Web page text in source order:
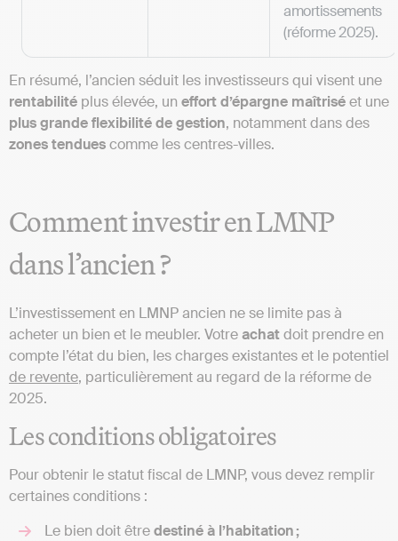
amortissements
(réforme 2025).
En résumé, l’ancien séduit les investisseurs qui visent une
rentabilité plus élevée, un effort d’épargne maîtriséet une
plus grande flexibilité de gestion, notamment dans des
zones tenduescomme les centres-villes.
Comment investir en LMNP
dans l’ancien ?
L’investissement en LMNP ancien ne se limite pas à
acheter un bien et le meubler. Votreachatdoit prendre en
compte l’état du bien, les charges existantes et le potentiel
de revente, particulièrement au regard de la réforme de
2025.
Les conditions obligatoires
Pour obtenir le statut fiscal de LMNP, vous devez remplir
certaines conditions :
Le bien doit êtredestiné à l’habitation ;